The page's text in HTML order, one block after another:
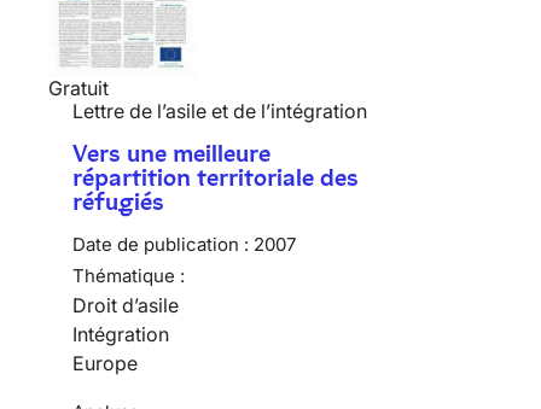
Gratuit
Lettre de l’asile et de l’intégration
Vers une meilleure
répartition territoriale des
réfugiés
Date de publication : 2007
Thématique :
Droit d’asile
Intégration
Europe